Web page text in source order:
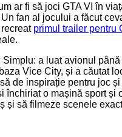
ar fi să joci GTA VI în
fan al jocului a făcut
primul trailer pentru
Simplu: a luat avionul
Vice City, și a căutat
de inspirație pentru joc și
închiriat o mașină sport și
și să filmeze scenele